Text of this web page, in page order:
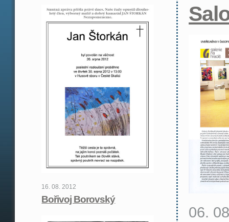
16. 08. 2012
Bořivoj Borovský
06.